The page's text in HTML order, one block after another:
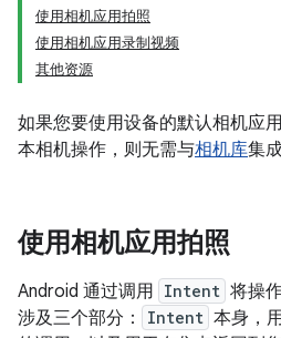
使用相机应用拍照
使用相机应用录制视频
其他资源
如果您要使用设备的默认相机应
本相机操作，则无需与相机库集
使用相机应用拍照
Android 通过调用 Intent 将操
涉及三个部分：
Intent 本身，